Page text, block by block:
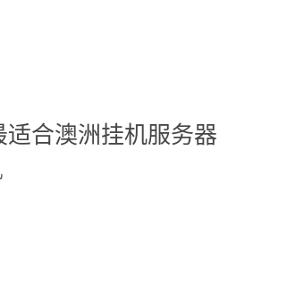
适合澳洲挂机服务器